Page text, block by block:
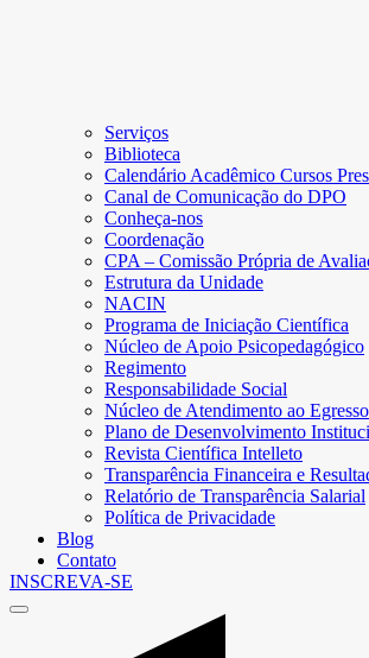
Serviços
Biblioteca
Calendário Acadêmico Cursos
Canal de Comunicação do DPO
Conheça-nos
Coordenação
CPA – Comissão Própria de
Estrutura da Unidade
NACIN
Programa de Iniciação Científica
Núcleo de Apoio Psicopedagógico
Regimento
Responsabilidade Social
Núcleo de Atendimento ao Egresso
Plano de Desenvolvimento
Revista Científica Intelleto
Transparência Financeira e
Relatório de Transparência Salarial
Política de Privacidade
Blog
Contato
INSCREVA-SE